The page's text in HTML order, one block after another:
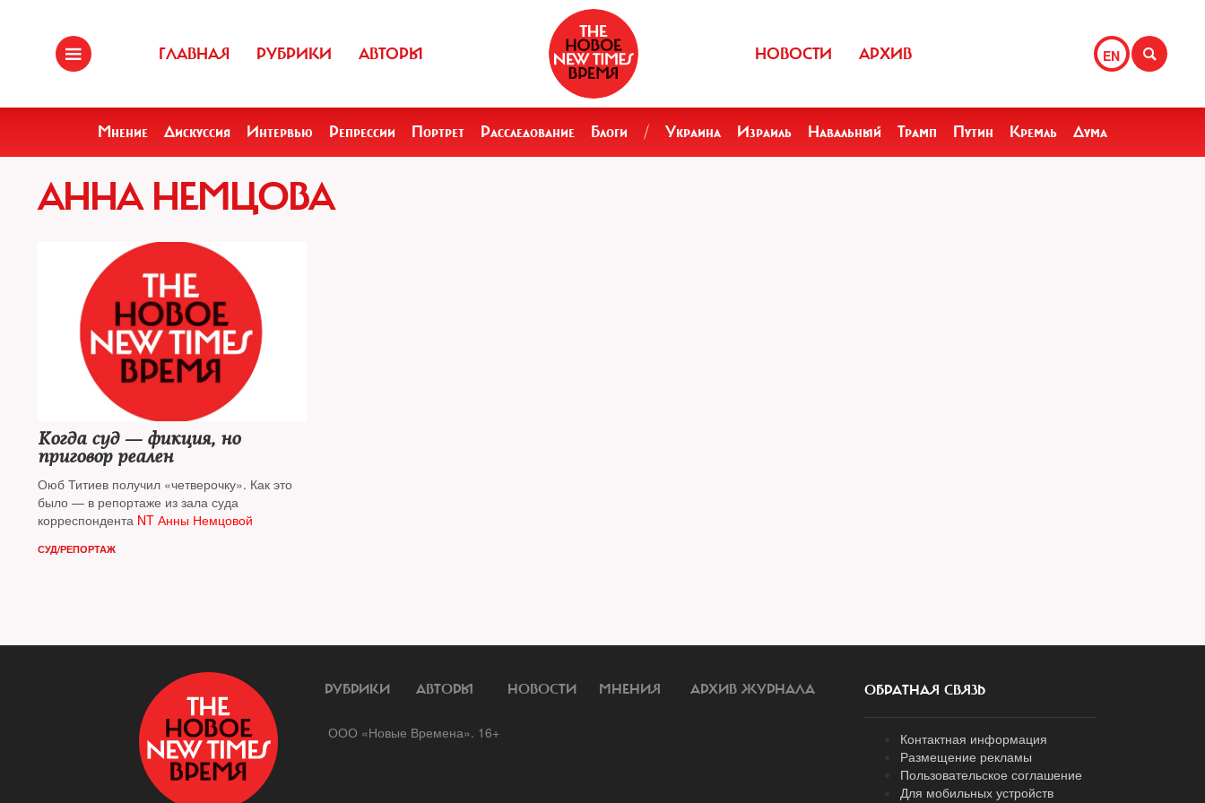
ГЛАВНАЯ РУБРИКИ АВТОРЫ EN
НОВОСТИ АРХИВ
Мнение Дискуссия Интервью Репрессии Портрет Расследование Блоги / Украина Израиль Навальный Трамп Путин Кремль Дума
АННА НЕМЦОВА
Когда суд — фикция, но
приговор реален
Оюб Титиев получил «четверочку». Как это
было — в репортаже из зала суда
корреспондента NT Анны Немцовой
СУД/РЕПОРТАЖ
РУБРИКИ АВТОРЫ НОВОСТИ МНЕНИЯ АРХИВ ЖУРНАЛА
ООО «Новые Времена». 16+
ОБРАТНАЯ СВЯЗЬ
Контактная информация
Размещение рекламы
Пользовательское соглашение
Для мобильных устройств